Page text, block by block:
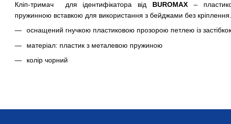
Кліп-тримач для ідентифікатора від BUROMAX –
пружинною вставкою для використання з бейджами без кріплення.
оснащений гнучкою пластиковою прозорою петлею із
матеріал: пластик з металевою пружиною
колір чорний